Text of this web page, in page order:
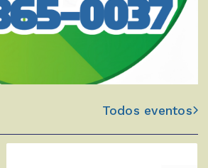
Todos eventos